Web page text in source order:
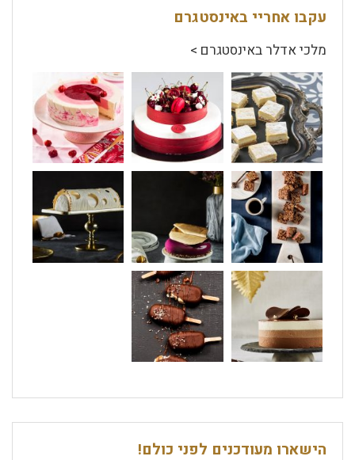
עקבו אחריי באינסטגרם
מלכי אדלר באינסטגרם >
הישארו מעודכנים לפני כולם!